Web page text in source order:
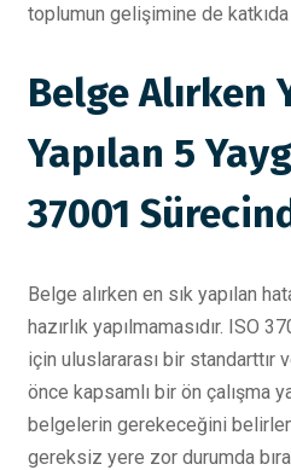
toplumun gelişimine de katkıda
Belge Alırken
Yapılan 5
37001
Belge alırken en sık yapılan
hazırlık yapılmamasıdır. ISO
için uluslararası bir standarttır
önce kapsamlı bir ön çalışma
belgelerin gerekeceğini
gereksiz yere zor durumda